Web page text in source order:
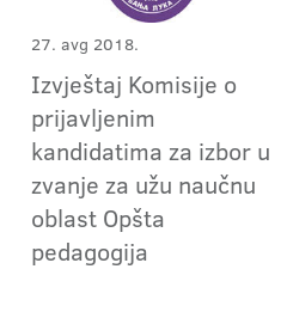
27. avg 2018.
Izvještaj Komisije o
prijavljenim
kandidatima za izbor u
zvanje za užu naučnu
oblast Opšta
pedagogija